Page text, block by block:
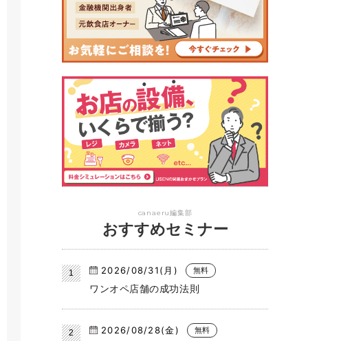
canaeru編集部
おすすめセミナー
2026/08/31(月) 無料
ワンオペ店舗の成功法則
2026/08/28(金) 無料